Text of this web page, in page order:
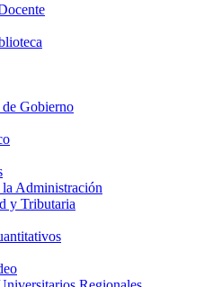
de Gobierno
Administración
y Tributaria